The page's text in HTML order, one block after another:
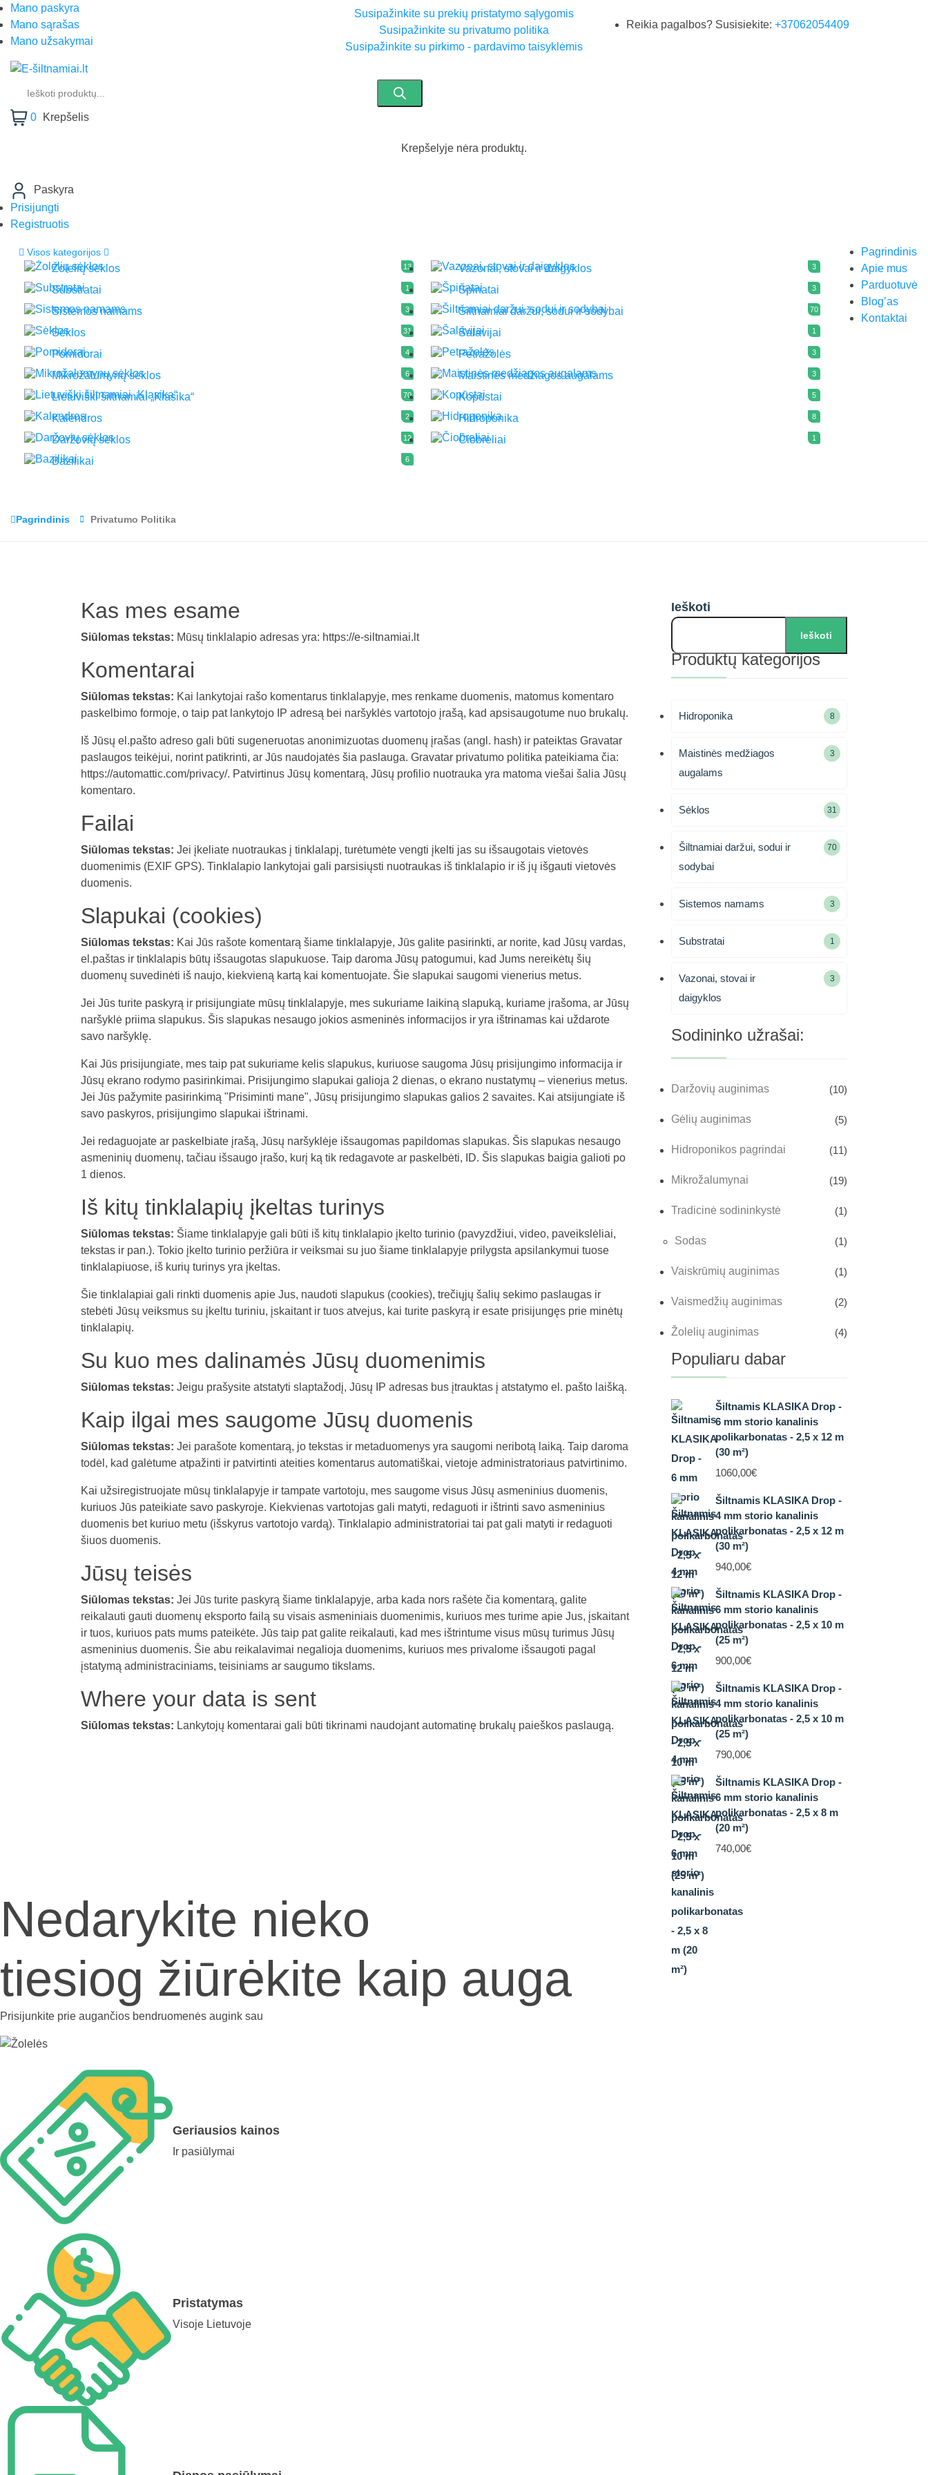
Mano paskyra
Mano sąrašas
Mano užsakymai
Susipažinkite su prekių pristatymo sąlygomis
Susipažinkite su privatumo politika
Susipažinkite su pirkimo - pardavimo taisyklėmis
Reikia pagalbos? Susisiekite: +37062054409
0
Krepšelis
Krepšelyje nėra produktų.
Paskyra
Prisijungti
Registruotis
Visos kategorijos
Žolelių sėklos 13 Vazonai, stovai ir daigyklos 3
Substratai 1 Špinatai 3
Sistemos namams 3 Šiltnamiai daržui, sodui ir sodybai 70
Sėklos 31 Šalavijai 1
Pomidorai 4 Petražolės 3
Mikrožalumynų sėklos 6 Maistinės medžiagos augalams 3
Lietuviški šiltnamiai „Klasika“ 70 Kopūstai 5
Kalendros 2 Hidroponika 8
Daržovių sėklos 12 Čiobreliai 1
Bazilikai 6
Pagrindinis
Apie mus
Parduotuvė
Blog’as
Kontaktai
Pagrindinis Privatumo Politika
Kas mes esame
Siūlomas tekstas: Mūsų tinklalapio adresas yra: https://e-siltnamiai.lt
Komentarai
Siūlomas tekstas: Kai lankytojai rašo komentarus tinklalapyje, mes renkame duomenis, matomus komentaro
paskelbimo formoje, o taip pat lankytojo IP adresą bei naršyklės vartotojo įrašą, kad apsisaugotume nuo brukalų.
Iš Jūsų el.pašto adreso gali būti sugeneruotas anonimizuotas duomenų įrašas (angl. hash) ir pateiktas Gravatar
paslaugos teikėjui, norint patikrinti, ar Jūs naudojatės šia paslauga. Gravatar privatumo politika pateikiama čia:
https://automattic.com/privacy/. Patvirtinus Jūsų komentarą, Jūsų profilio nuotrauka yra matoma viešai šalia Jūsų
komentaro.
Failai
Siūlomas tekstas: Jei įkeliate nuotraukas į tinklalapį, turėtumėte vengti įkelti jas su išsaugotais vietovės
duomenimis (EXIF GPS). Tinklalapio lankytojai gali parsisiųsti nuotraukas iš tinklalapio ir iš jų išgauti vietovės
duomenis.
Slapukai (cookies)
Siūlomas tekstas: Kai Jūs rašote komentarą šiame tinklalapyje, Jūs galite pasirinkti, ar norite, kad Jūsų vardas,
el.paštas ir tinklalapis būtų išsaugotas slapukuose. Taip daroma Jūsų patogumui, kad Jums nereikėtų šių
duomenų suvedinėti iš naujo, kiekvieną kartą kai komentuojate. Šie slapukai saugomi vienerius metus.
Jei Jūs turite paskyrą ir prisijungiate mūsų tinklalapyje, mes sukuriame laikiną slapuką, kuriame įrašoma, ar Jūsų
naršyklė priima slapukus. Šis slapukas nesaugo jokios asmeninės informacijos ir yra ištrinamas kai uždarote
savo naršyklę.
Kai Jūs prisijungiate, mes taip pat sukuriame kelis slapukus, kuriuose saugoma Jūsų prisijungimo informacija ir
Jūsų ekrano rodymo pasirinkimai. Prisijungimo slapukai galioja 2 dienas, o ekrano nustatymų – vienerius metus.
Jei Jūs pažymite pasirinkimą "Prisiminti mane", Jūsų prisijungimo slapukas galios 2 savaites. Kai atsijungiate iš
savo paskyros, prisijungimo slapukai ištrinami.
Jei redaguojate ar paskelbiate įrašą, Jūsų naršyklėje išsaugomas papildomas slapukas. Šis slapukas nesaugo
asmeninių duomenų, tačiau išsaugo įrašo, kurį ką tik redagavote ar paskelbėti, ID. Šis slapukas baigia galioti po
1 dienos.
Iš kitų tinklalapių įkeltas turinys
Siūlomas tekstas: Šiame tinklalapyje gali būti iš kitų tinklalapio įkelto turinio (pavyzdžiui, video, paveikslėliai,
tekstas ir pan.). Tokio įkelto turinio peržiūra ir veiksmai su juo šiame tinklalapyje prilygsta apsilankymui tuose
tinklalapiuose, iš kurių turinys yra įkeltas.
Šie tinklalapiai gali rinkti duomenis apie Jus, naudoti slapukus (cookies), trečiųjų šalių sekimo paslaugas ir
stebėti Jūsų veiksmus su įkeltu turiniu, įskaitant ir tuos atvejus, kai turite paskyrą ir esate prisijungęs prie minėtų
tinklalapių.
Su kuo mes dalinamės Jūsų duomenimis
Siūlomas tekstas: Jeigu prašysite atstatyti slaptažodį, Jūsų IP adresas bus įtrauktas į atstatymo el. pašto laišką.
Kaip ilgai mes saugome Jūsų duomenis
Siūlomas tekstas: Jei parašote komentarą, jo tekstas ir metaduomenys yra saugomi neribotą laiką. Taip daroma
todėl, kad galėtume atpažinti ir patvirtinti ateities komentarus automatiškai, vietoje administratoriaus patvirtinimo.
Kai užsiregistruojate mūsų tinklalapyje ir tampate vartotoju, mes saugome visus Jūsų asmeninius duomenis,
kuriuos Jūs pateikiate savo paskyroje. Kiekvienas vartotojas gali matyti, redaguoti ir ištrinti savo asmeninius
duomenis bet kuriuo metu (išskyrus vartotojo vardą). Tinklalapio administratoriai tai pat gali matyti ir redaguoti
šiuos duomenis.
Jūsų teisės
Siūlomas tekstas: Jei Jūs turite paskyrą šiame tinklalapyje, arba kada nors rašėte čia komentarą, galite
reikalauti gauti duomenų eksporto failą su visais asmeniniais duomenimis, kuriuos mes turime apie Jus, įskaitant
ir tuos, kuriuos pats mums pateikėte. Jūs taip pat galite reikalauti, kad mes ištrintume visus mūsų turimus Jūsų
asmeninius duomenis. Šie abu reikalavimai negalioja duomenims, kuriuos mes privalome išsaugoti pagal
įstatymą administraciniams, teisiniams ar saugumo tikslams.
Where your data is sent
Siūlomas tekstas: Lankytojų komentarai gali būti tikrinami naudojant automatinę brukalų paieškos paslaugą.
Ieškoti
Ieškoti
Produktų kategorijos
Hidroponika 88
Maistinės medžiagos
augalams
33
Sėklos 31 31
Šiltnamiai daržui, sodui ir
sodybai
7070
Sistemos namams 33
Substratai 1
Vazonai, stovai ir
daigyklos
33
Sodininko užrašai:
Daržovių auginimas (10)
Gėlių auginimas (5)
Hidroponikos pagrindai (11)
Mikrožalumynai (19)
Tradicinė sodininkystė (1)
Sodas (1)
Vaiskrūmių auginimas (1)
Vaismedžių auginimas (2)
Žolelių auginimas (4)
Populiaru dabar
Šiltnamis KLASIKA Drop -
6 mm storio kanalinis
polikarbonatas - 2,5 x 12 m
(30 m²)
1060,00€
Šiltnamis KLASIKA Drop -
4 mm storio kanalinis
polikarbonatas - 2,5 x 12 m
(30 m²)
940,00€
Šiltnamis KLASIKA Drop -
6 mm storio kanalinis
polikarbonatas - 2,5 x 10 m
(25 m²)
900,00€
Šiltnamis KLASIKA Drop -
4 mm storio kanalinis
polikarbonatas - 2,5 x 10 m
(25 m²)
790,00€
Šiltnamis KLASIKA Drop -
6 mm storio kanalinis
polikarbonatas - 2,5 x 8 m
(20 m²)
740,00€
Nedarykite nieko
tiesiog žiūrėkite kaip auga
Prisijunkite prie augančios bendruomenės augink sau
Geriausios kainos
Ir pasiūlymai
Pristatymas
Visoje Lietuvoje